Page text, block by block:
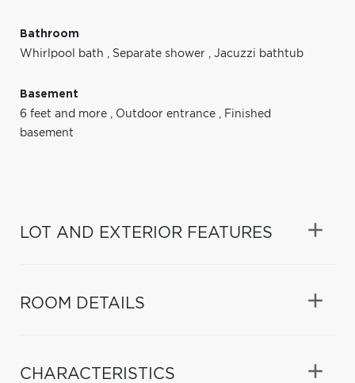
Bathroom
Whirlpool bath
Separate shower Jacuzzi bathtub
Basement
6 feet and more
Outdoor entrance
Finished
basement
LOT AND EXTERIOR FEATURES
ROOM DETAILS
CHARACTERISTICS